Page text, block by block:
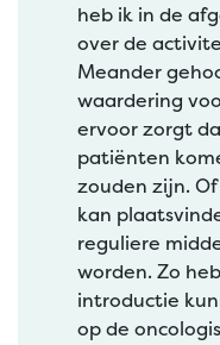
heb ik in de
over de
Meander
waardering
ervoor zorgt
patiënten
zouden zijn.
kan
reguliere
worden. Zo
introductie
op de